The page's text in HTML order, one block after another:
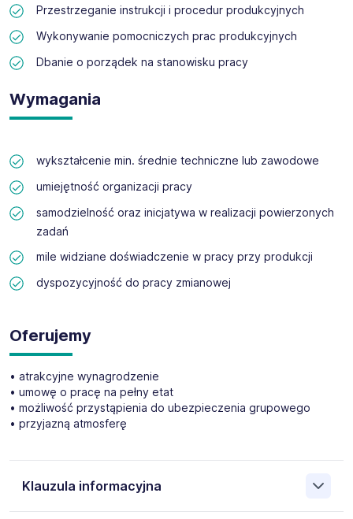
Przestrzeganie instrukcji i procedur produkcyjnych
Wykonywanie pomocniczych prac produkcyjnych
Dbanie o porządek na stanowisku pracy
Wymagania
wykształcenie min. średnie techniczne lub zawodowe
umiejętność organizacji pracy
samodzielność oraz inicjatywa w realizacji powierzonych
zadań
mile widziane doświadczenie w pracy przy produkcji
dyspozycyjność do pracy zmianowej
Oferujemy
• atrakcyjne wynagrodzenie
• umowę o pracę na pełny etat
• możliwość przystąpienia do ubezpieczenia grupowego
• przyjazną atmosferę
Klauzula informacyjna